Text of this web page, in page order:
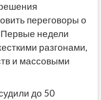
переговоры о
Первые недели
разгонами,
и массовыми
до 50